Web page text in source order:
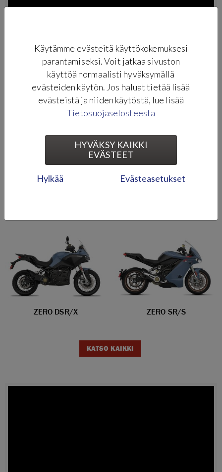
ZERO DSR/X ZERO SR/S
KATSO KAIKKI
Käytämme evästeitä käyttökokemuksesi
parantamiseksi. Voit jatkaa sivuston
käyttöä normaalisti hyväksymällä
evästeiden käytön. Jos haluat tietää lisää
evästeistä ja niiden käytöstä, lue lisää
Tietosuojaselosteesta
HYVÄKSY KAIKKI
EVÄSTEET
Hylkää Evästeasetukset